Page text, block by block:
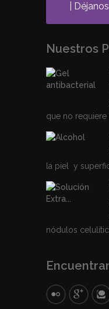
|
Nuestros
que no requiere
la piel y
nódulos